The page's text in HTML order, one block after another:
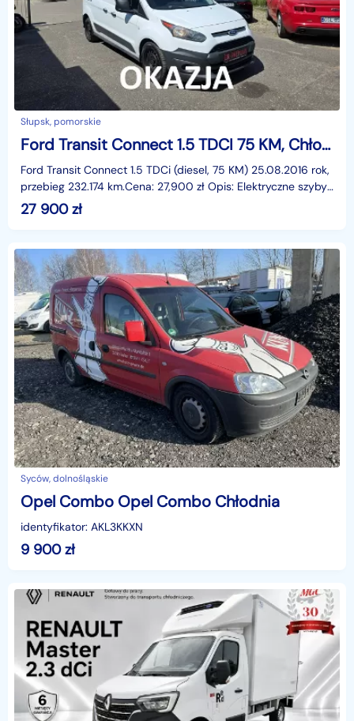
Słupsk, pomorskie
Ford Transit Connect 1.5 TDCI 75 KM, Chłodnia, Dwa Klucze, El. Szyby, Wielofunkcyjna Kier
Ford Transit Connect 1.5 TDCi (diesel, 75 KM) 25.08.2016 rok,
przebieg 232.174 km.Cena: 27,900 zł Opis: Elektryczne szyby
przód, wspomaganie kierownicy, wielof
27 900zł
Syców, dolnośląskie
Opel Combo Opel Combo Chłodnia
identyfikator: AKL3KKXN
9 900zł